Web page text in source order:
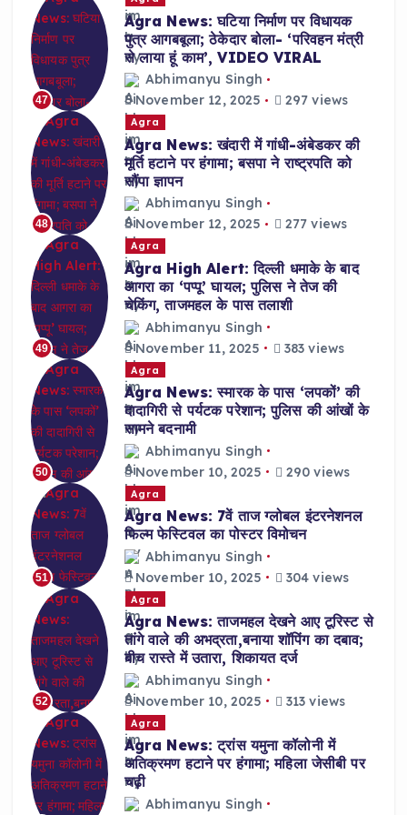
47
Agra News: घटिया निर्माण पर विधायक
पुत्र आगबबूला; ठेकेदार बोला- ‘परिवहन मंत्री
से लाया हूं काम’, VIDEO VIRAL
Abhimanyu Singh
November 12, 2025
297 views
48
Agra
Agra News: खंदारी में गांधी-अंबेडकर की
मूर्ति हटाने पर हंगामा; बसपा ने राष्ट्रपति को
सौंपा ज्ञापन
Abhimanyu Singh
November 12, 2025
277 views
49
Agra
Agra High Alert: दिल्ली धमाके के बाद
आगरा का ‘पप्पू’ घायल; पुलिस ने तेज की
चेकिंग, ताजमहल के पास तलाशी
Abhimanyu Singh
November 11, 2025
383 views
50
Agra
Agra News: स्मारक के पास ‘लपकों’ की
दादागिरी से पर्यटक परेशान; पुलिस की आंखों के
सामने बदनामी
Abhimanyu Singh
November 10, 2025
290 views
51
Agra
Agra News: 7वें ताज ग्लोबल इंटरनेशनल
फिल्म फेस्टिवल का पोस्टर विमोचन
Abhimanyu Singh
November 10, 2025
304 views
52
Agra
Agra News: ताजमहल देखने आए टूरिस्ट से
तांगे वाले की अभद्रता,बनाया शॉपिंग का दबाव;
बीच रास्ते में उतारा, शिकायत दर्ज
Abhimanyu Singh
November 10, 2025
313 views
Agra
Agra News: ट्रांस यमुना कॉलोनी में
अतिक्रमण हटाने पर हंगामा; महिला जेसीबी पर
चढ़ी
Abhimanyu Singh